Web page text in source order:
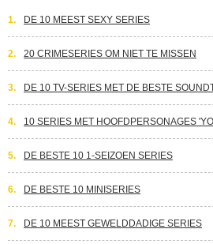
1. DE 10 MEEST SEXY SERIES
2. 20 CRIMESERIES OM NIET TE MISSEN
3. DE 10 TV-SERIES MET DE BESTE
4. 10 SERIES MET HOOFDPERSONAGES
5. DE BESTE 10 1-SEIZOEN SERIES
6. DE BESTE 10 MINISERIES
7. DE 10 MEEST GEWELDDADIGE SERIES